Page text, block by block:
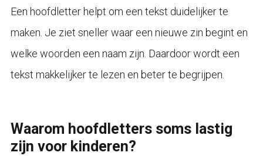
Een hoofdletter helpt om een tekst duidelijker te
maken. Je ziet sneller waar een nieuwe zin begint en
welke woorden een naam zijn. Daardoor wordt een
tekst makkelijker te lezen en beter te begrijpen.
Waarom hoofdletters soms lastig
zijn voor kinderen?